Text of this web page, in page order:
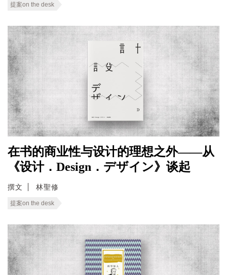
提案on the desk
在书的商业性与设计的理想之外——从
《设计．Design．デザイン》谈起
撰文 林聖修
提案on the desk